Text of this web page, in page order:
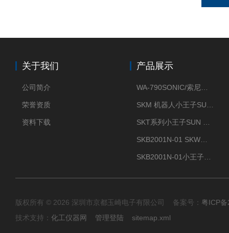
关于我们
公司简介
荣誉资质
资料下载
产品展示
版权所有 © 2026 深圳市京都玉崎电子有限公司 备案号： 粤ICP
技术支持： 化工仪器网 管理登陆 sitemap.xml